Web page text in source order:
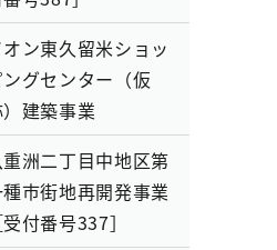
ン東久留米ショッ
ングセンター（仮
建築事業
重洲二丁目中地区第
市街地再開発事業
受付番号337］